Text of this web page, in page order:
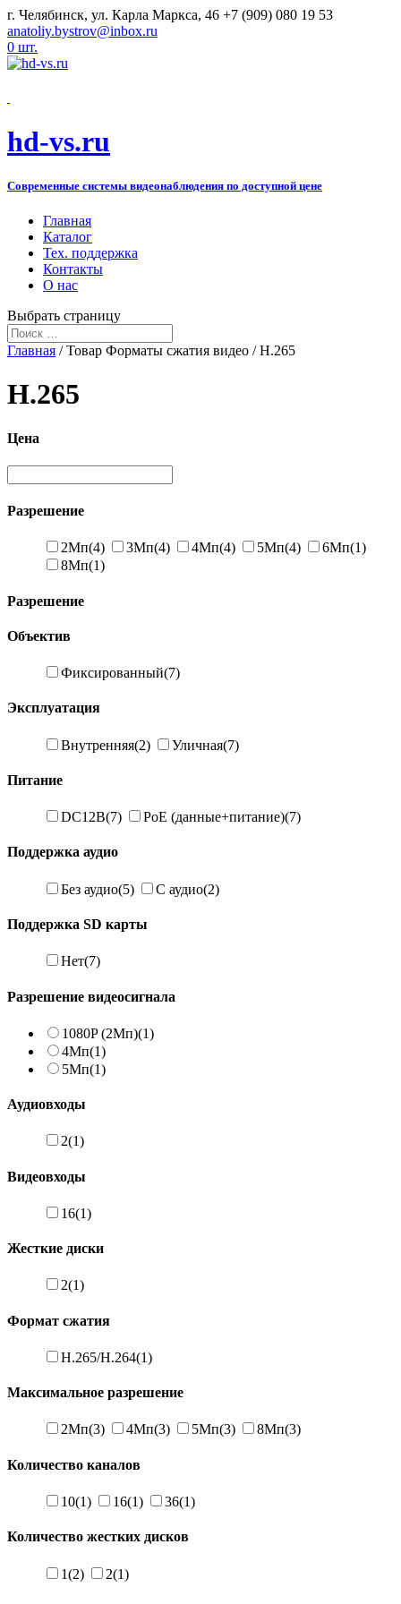
г. Челябинск, ул. Карла Маркса, 46 +7 (909) 080 19 53
anatoliy.bystrov@inbox.ru
0 шт.
hd-vs.ru
Современные системы видеонаблюдения по доступной цене
Главная
Каталог
Тех. поддержка
Контакты
О нас
Выбрать страницу
Главная / Товар Форматы сжатия видео / H.265
H.265
Цена
Разрешение
2Мп(4) 3Мп(4) 4Мп(4) 5Мп(4) 6Мп(1)
8Мп(1)
Разрешение
Объектив
Фиксированный(7)
Эксплуатация
Внутренняя(2) Уличная(7)
Питание
DC12В(7) PoE (данные+питание)(7)
Поддержка аудио
Без аудио(5) С аудио(2)
Поддержка SD карты
Нет(7)
Разрешение видеосигнала
1080P (2Мп)(1)
4Мп(1)
5Мп(1)
Аудиовходы
2(1)
Видеовходы
16(1)
Жесткие диски
2(1)
Формат сжатия
H.265/H.264(1)
Максимальное разрешение
2Мп(3) 4Мп(3) 5Мп(3) 8Мп(3)
Количество каналов
10(1) 16(1) 36(1)
Количество жестких дисков
1(2) 2(1)